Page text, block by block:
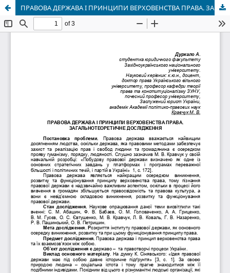
ПРАВОВА ДЕРЖАВА І ПРИНЦИПИ ВЕРХОВЕНСТВА ПРАВА. ЗАГАЛЬНОТЕОРЕТИЧНЕ ДОСЛІДЖЕННЯ